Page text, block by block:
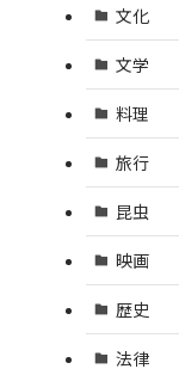
文化
文学
料理
旅行
昆虫
映画
歴史
法律